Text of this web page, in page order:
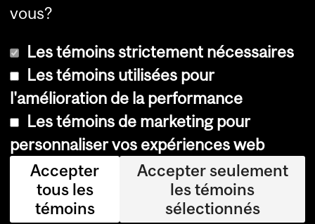
© Université McGill, 2026
Accessibilité
Avis sur les témoins
Paramètres des témoins
Se connecter
vous?
Les témoins strictement nécessaires
Les témoins utilisées pour
l'amélioration de la performance
Les témoins de marketing pour
personnaliser vos expériences web
Accepter
tous les
témoins
Accepter seulement
les témoins
sélectionnés